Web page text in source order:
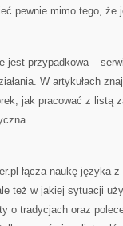
pewnie mimo tego,
jest przypadkowa –
W artykułach
jak pracować z listą
łącza naukę języka
też w jakiej sytuacji
o tradycjach oraz